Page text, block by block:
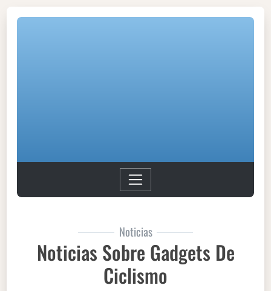
Noticias
Noticias Sobre Gadgets De
Ciclismo